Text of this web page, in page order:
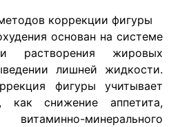
коррекции фигуры
основан на системе
растворения жировых
лишней жидкости.
фигуры учитывает
как снижение аппетита,
минерального